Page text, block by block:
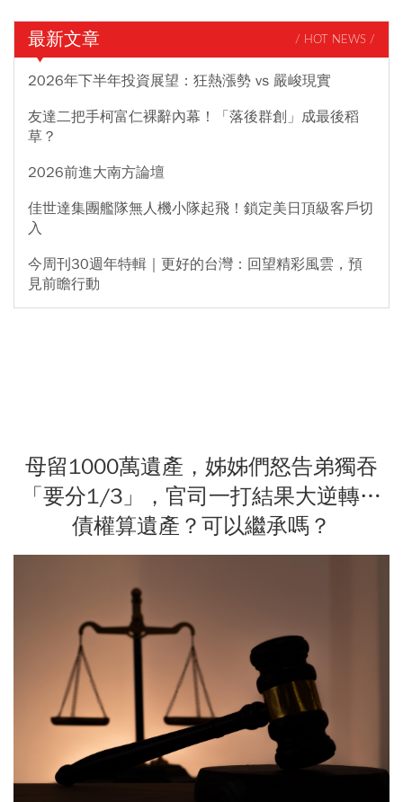
最新文章 / HOT NEWS /
2026年下半年投資展望：狂熱漲勢 vs 嚴峻現實
友達二把手柯富仁裸辭內幕！「落後群創」成最後稻
草？
2026前進大南方論壇
佳世達集團艦隊無人機小隊起飛！鎖定美日頂級客戶切
入
今周刊30週年特輯｜更好的台灣：回望精彩風雲，預
見前瞻行動
母留1000萬遺產，姊姊們怒告弟獨吞
「要分1/3」，官司一打結果大逆轉…
債權算遺產？可以繼承嗎？